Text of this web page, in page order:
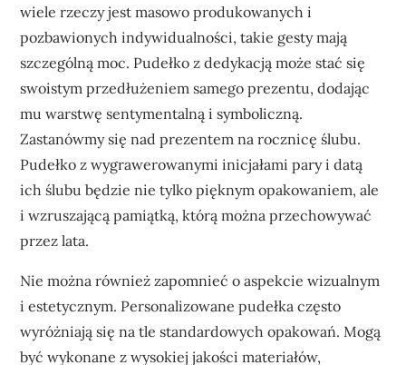
wiele rzeczy jest masowo produkowanych i
pozbawionych indywidualności, takie gesty mają
szczególną moc. Pudełko z dedykacją może stać się
swoistym przedłużeniem samego prezentu, dodając
mu warstwę sentymentalną i symboliczną.
Zastanówmy się nad prezentem na rocznicę ślubu.
Pudełko z wygrawerowanymi inicjałami pary i datą
ich ślubu będzie nie tylko pięknym opakowaniem, ale
i wzruszającą pamiątką, którą można przechowywać
przez lata.
Nie można również zapomnieć o aspekcie wizualnym
i estetycznym. Personalizowane pudełka często
wyróżniają się na tle standardowych opakowań. Mogą
być wykonane z wysokiej jakości materiałów,